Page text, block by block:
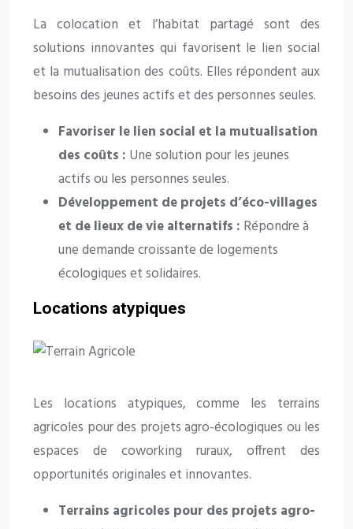
La colocation et l’habitat partagé sont des
solutions innovantes qui favorisent le lien social
et la mutualisation des coûts. Elles répondent aux
besoins des jeunes actifs et des personnes seules.
Favoriser le lien social et la mutualisation
des coûts : Une solution pour les jeunes
actifs ou les personnes seules.
Développement de projets d’éco-villages
et de lieux de vie alternatifs : Répondre à
une demande croissante de logements
écologiques et solidaires.
Locations atypiques
Les locations atypiques, comme les terrains
agricoles pour des projets agro-écologiques ou les
espaces de coworking ruraux, offrent des
opportunités originales et innovantes.
Terrains agricoles pour des projets agro-